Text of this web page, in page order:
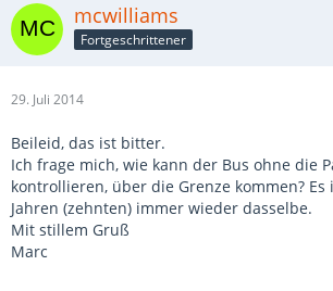
mcwilliams
Fortgeschrittener
29. Juli 2014
Beileid, das ist bitter.
Ich frage mich, wie kann der Bus ohne die
kontrollieren, über die Grenze kommen?
Jahren (zehnten) immer wieder dasselbe.
Mit stillem Gruß
Marc